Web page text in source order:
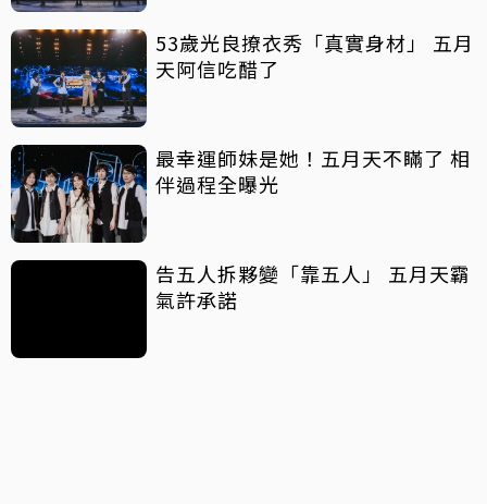
53歲光良撩衣秀「真實身材」 五月
天阿信吃醋了
最幸運師妹是她！五月天不瞞了 相
伴過程全曝光
告五人拆夥變「靠五人」 五月天霸
氣許承諾